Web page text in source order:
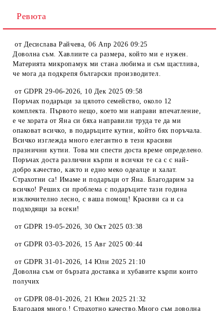
Ревюта
от Десислава Райчева,06 Апр 2026 09:25
Доволна съм. Хавлиите са размера, който ми е нужен.
Материята микропамук ми стана любима и съм щастлива,
че мога да подкрепя български производител.
от GDPR 29-06-2026, 10 Дек 2025 09:58
Поръчах подаръци за цялото семейство, около 12
комплекта. Първото нещо, което ми направи впечатление,
е че хората от Яна си бяха направили труда те да ми
опаковат всичко, в подаръците кутии, който бях поръчала.
Всичко изглежда много елегантно в тези красиви
празнични кутии. Това ми спести доста време определено.
Поръчах доста различни кърпи и всички те са с с най-
добро качество, както и едно меко одеалце и халат.
Страхотни са! Имаме и подаръци от Яна. Благодарим за
всичко! Реших си проблема с подаръците тази година
изключително лесно, с ваша помощ! Красиви са и са
подходящи за всеки!
от GDPR 19-05-2026,30 Окт 2025 03:38
от GDPR 03-03-2026, 15 Авг 2025 00:44
от GDPR 31-01-2026, 14 Юли 2025 21:10
Доволна съм от бързата доставка и хубавите кърпи които
получих
от GDPR 08-01-2026,21 Юни 2025 21:32
Благодаря много.! Страхотно качество.Много съм доволна